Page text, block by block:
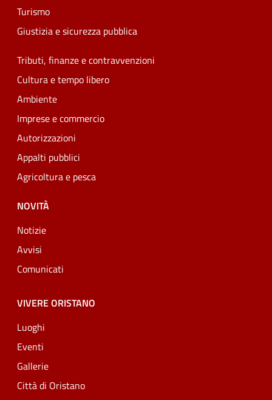
Turismo
Giustizia e sicurezza pubblica
Tributi, finanze e contravvenzioni
Cultura e tempo libero
Ambiente
Imprese e commercio
Autorizzazioni
Appalti pubblici
Agricoltura e pesca
NOVITÀ
Notizie
Avvisi
Comunicati
VIVERE ORISTANO
Luoghi
Eventi
Gallerie
Città di Oristano